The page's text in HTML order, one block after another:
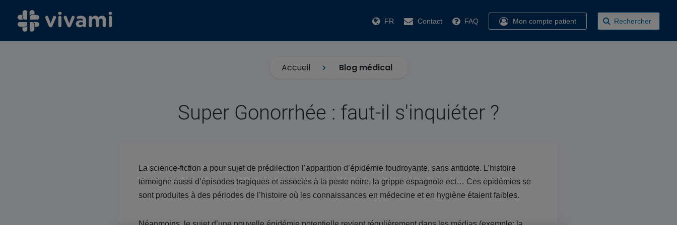
FR Contact FAQ Mon compte patient Rechercher
Accueil Blog médical
Super Gonorrhée : faut-il s'inquiéter ?
La science-fiction a pour sujet de prédilection l’apparition d’épidémie foudroyante, sans antidote. L’histoire
témoigne aussi d’épisodes tragiques et associés à la peste noire, la grippe espagnole ect… Ces épidémies se
sont produites à des périodes de l’histoire où les connaissances en médecine et en hygiène étaient faibles.